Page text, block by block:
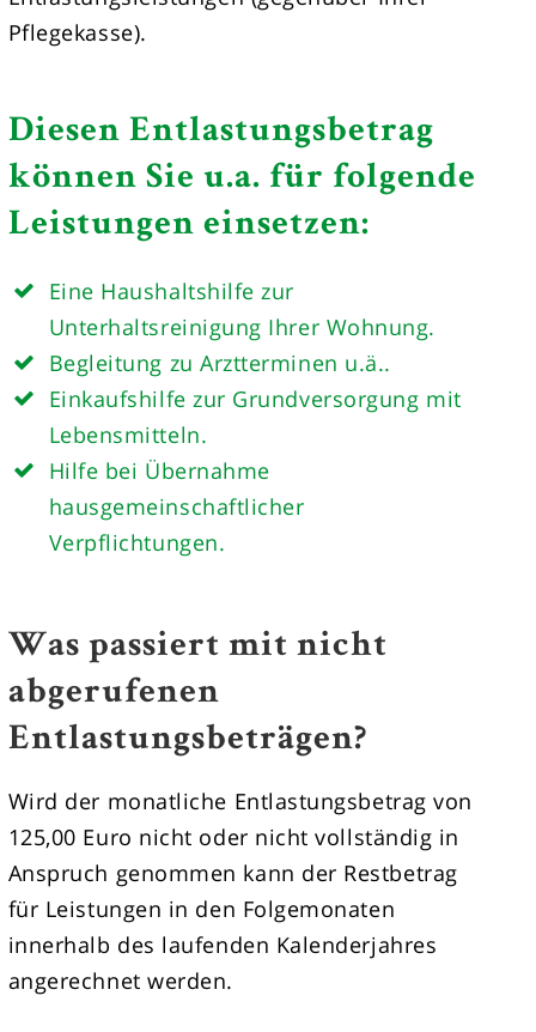
Pflegekasse).
Diesen Entlastungsbetrag
können Sie u.a. für folgende
Leistungen einsetzen:
Eine Haushaltshilfe zur
Unterhaltsreinigung Ihrer Wohnung.
Begleitung zu Arztterminen u.ä..
Einkaufshilfe zur Grundversorgung mit
Lebensmitteln.
Hilfe bei Übernahme
hausgemeinschaftlicher
Verpflichtungen.
Was passiert mit nicht
abgerufenen
Entlastungsbeträgen?
Wird der monatliche Entlastungsbetrag von
125,00 Euro nicht oder nicht vollständig in
Anspruch genommen kann der Restbetrag
für Leistungen in den Folgemonaten
innerhalb des laufenden Kalenderjahres
angerechnet werden.